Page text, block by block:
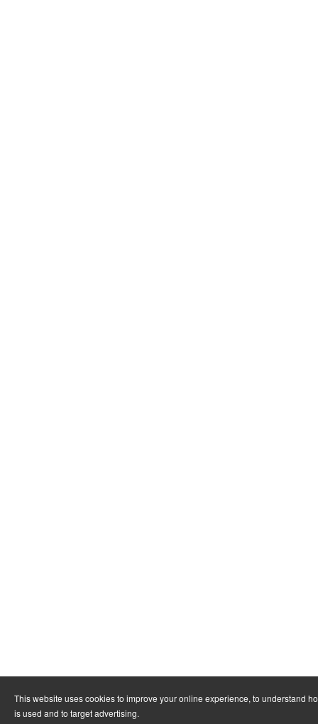
This website uses cookies to improve your online experience, to understand
is used and to target advertising.